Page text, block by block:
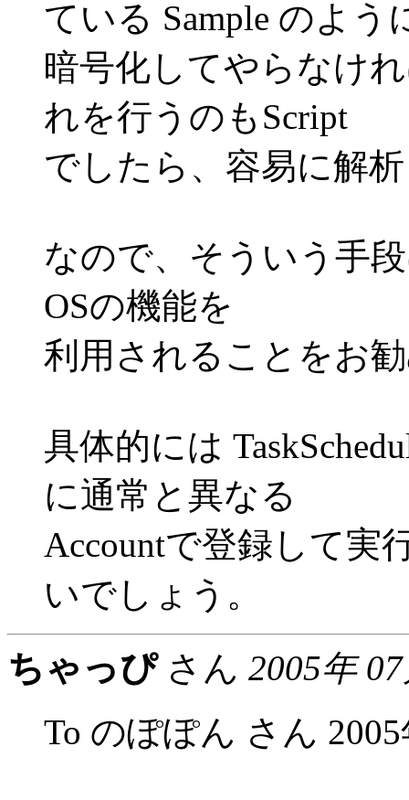
ている Sample のよう
暗号化してやらなけ
れを行うのもScript
でしたら、容易に解
なので、そういう手
OSの機能を
利用されることをお
具体的には
に通常と異なる
Accountで登録して実
いでしょう。
ちゃっぴさん 2005年
To のぽぽん さん